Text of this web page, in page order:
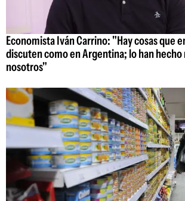
Economista Iván Carrino: "Hay cosas que
discuten como en Argentina; lo han
nosotros"